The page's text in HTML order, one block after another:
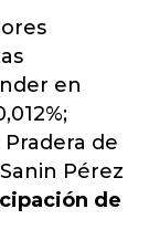
en
Pradera de
Pérez
de